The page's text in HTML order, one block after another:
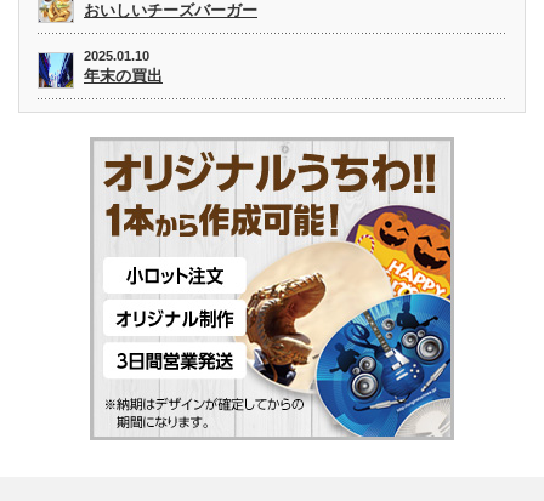
おいしいチーズバーガー
2025.01.10
年末の買出